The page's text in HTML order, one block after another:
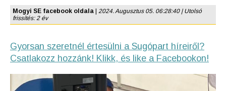
Mogyi SE facebook oldala
2024. Augusztus 05. 06:28:40 | Utolsó
frissítés: 2 év
Gyorsan szeretnél értesülni a Sugópart híreiről?
Csatlakozz hozzánk! Klikk, és like a Facebookon!